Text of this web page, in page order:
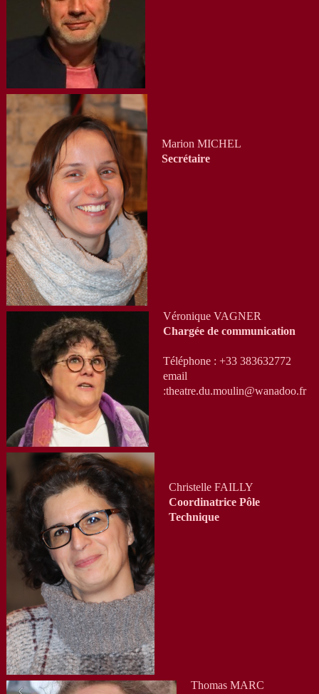
Marion MICHEL
Secrétaire
Véronique VAGNER
Chargée de communication
Téléphone : +33 383632772
email
:theatre.du.moulin@wanadoo.fr
Christelle FAILLY
Coordinatrice Pôle
Technique
Thomas MARC